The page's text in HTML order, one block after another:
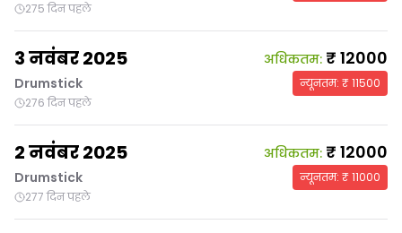
275 दिन पहले
3 नवंबर 2025
Drumstick
276 दिन पहले
अधिकतम: ₹ 12000
न्यूनतम: ₹11500
2 नवंबर 2025
Drumstick
277 दिन पहले
अधिकतम: ₹ 12000
न्यूनतम: ₹11000